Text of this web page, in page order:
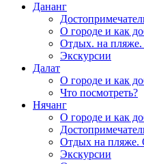
Дананг
О городе и как
Отдых. на
Экскурсии
Далат
О городе и как
Что посмотреть?
Нячанг
О городе и как
Отдых на пляже.
Экскурсии